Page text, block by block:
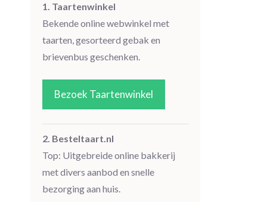
1. Taartenwinkel
Bekende online webwinkel met
taarten, gesorteerd gebak en
brievenbus geschenken.
Bezoek Taartenwinkel
2. Besteltaart.nl
Top: Uitgebreide online bakkerij
met divers aanbod en snelle
bezorging aan huis.